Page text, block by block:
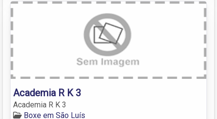
Academia R K 3
Academia R K 3
Boxe em São Luís